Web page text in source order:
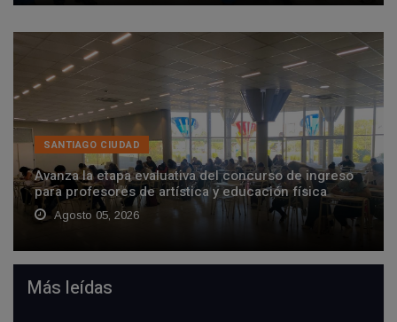
SANTIAGO CIUDAD
Avanza la etapa evaluativa del concurso de ingreso
para profesores de artística y educación física
Agosto 05, 2026
Más leídas